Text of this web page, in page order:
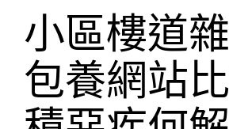
小區樓道
包養網站